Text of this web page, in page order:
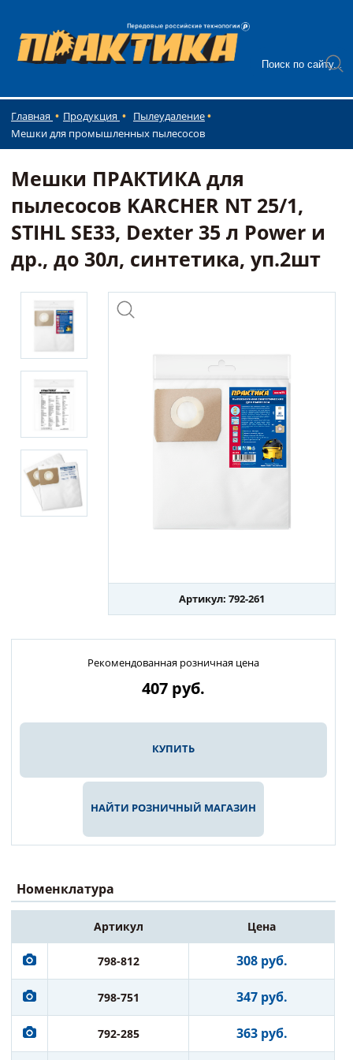
Главная Продукция
Пылеудаление
Мешки для промышленных пылесосов
Мешки ПРАКТИКА для
пылесосов KARCHER NT 25/1,
STIHL SE33, Dexter 35 л Power и
др., до 30л, синтетика, уп.2шт
Артикул: 792-261
Рекомендованная розничная цена
407 руб.
КУПИТЬ
НАЙТИ РОЗНИЧНЫЙ МАГАЗИН
Номенклатура
Артикул Цена
798-812 308 руб.
798-751 347 руб.
792-285 363 руб.